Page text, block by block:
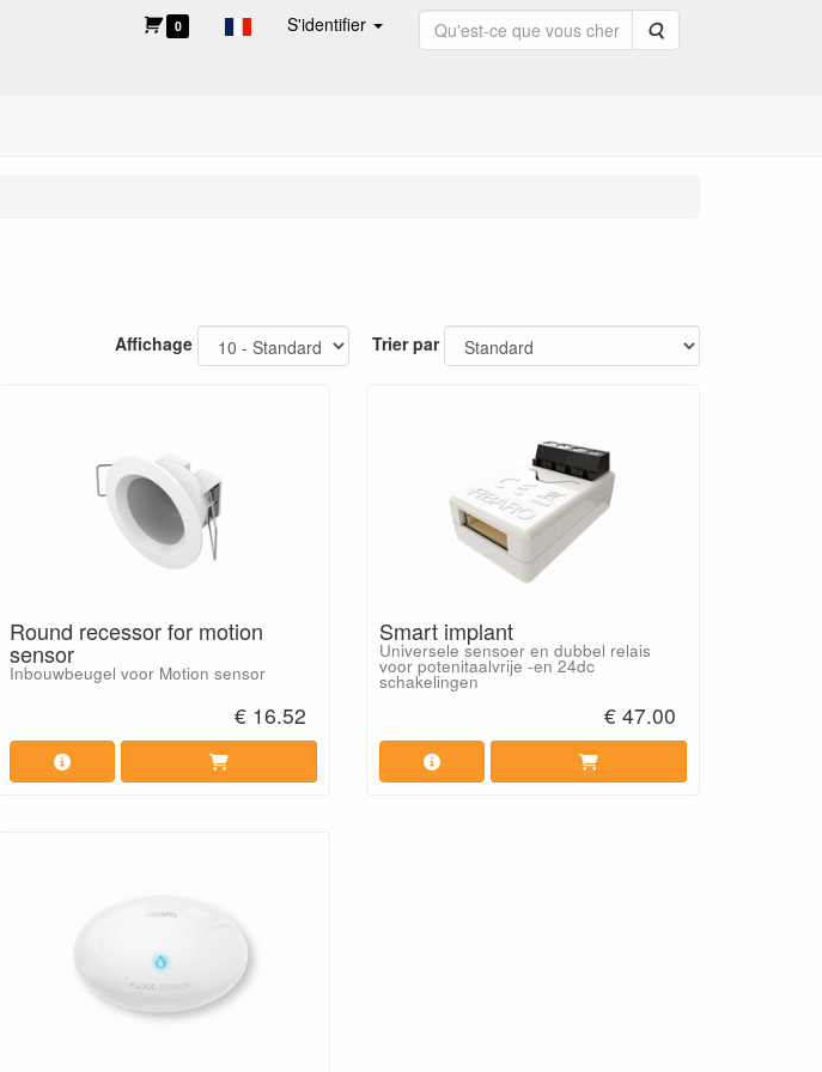
0 S'identifier Rechercher
Affichage Trier par
Round recessor for motion
sensor
Inbouwbeugel voor Motion sensor
€ 16.52
Smart implant
Universele sensoer en dubbel relais
voor potenitaalvrije -en 24dc
schakelingen
€ 47.00